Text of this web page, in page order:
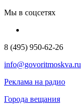
Мы в соцсетях
8 (495) 950-62-26
info@govoritmoskva.ru
Реклама на радио
Города вещания